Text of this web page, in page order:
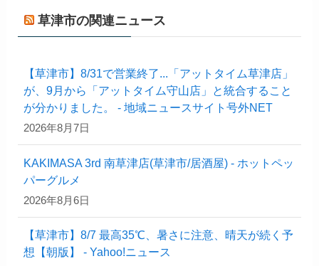
草津市の関連ニュース
【草津市】8/31で営業終了...「アットタイム草津店」
が、9月から「アットタイム守山店」と統合すること
が分かりました。 - 地域ニュースサイト号外NET
2026年8月7日
KAKIMASA 3rd 南草津店(草津市/居酒屋) - ホットペッ
パーグルメ
2026年8月6日
【草津市】8/7 最高35℃、暑さに注意、晴天が続く予
想【朝版】 - Yahoo!ニュース